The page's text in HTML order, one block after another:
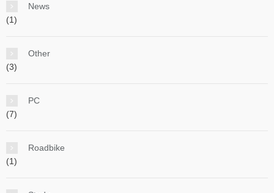
News
(1)
Other
(3)
PC
(7)
Roadbike
(1)